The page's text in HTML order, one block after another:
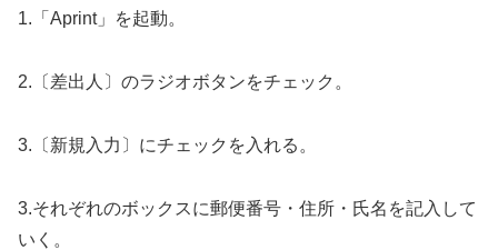
1.「Aprint」を起動。
2.〔差出人〕のラジオボタンをチェック。
3.〔新規入力〕にチェックを入れる。
3.それぞれのボックスに郵便番号・住所・氏名を記入して
いく。